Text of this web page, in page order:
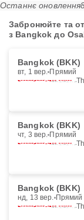
Останнє оновлення
Забронюйте та
з Bangkok до
Bangkok (BKK)
вт, 1 вер. Прямий
Bangkok (BKK)
чт, 3 вер. Прямий
Bangkok (BKK)
нд, 13 вер. Прямий